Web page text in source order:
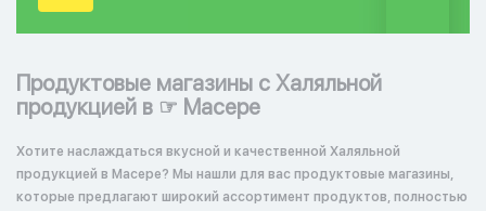
Продуктовые магазины с Халяльной
продукцией в ☞ Масере
Хотите наслаждаться вкусной и качественной Халяльной
продукцией в Масере? Мы нашли для вас продуктовые магазины,
которые предлагают широкий ассортимент продуктов, полностью